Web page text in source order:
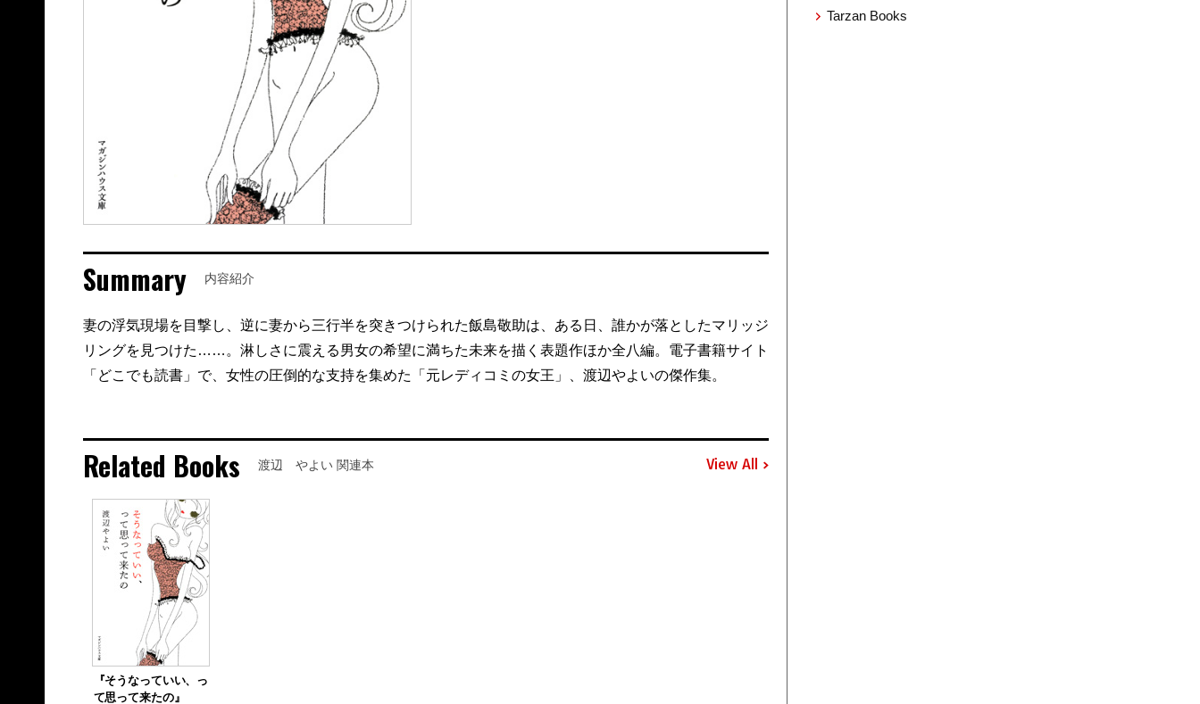
Summary 内容紹介
妻の浮気現場を目撃し、逆に妻から三行半を突きつけられた飯島敬助は、ある日、誰かが落としたマリッジ
リングを見つけた……。淋しさに震える男女の希望に満ちた未来を描く表題作ほか全八編。電子書籍サイト
「どこでも読書」で、女性の圧倒的な支持を集めた「元レディコミの女王」、渡辺やよいの傑作集。
Related Books 渡辺 やよい 関連本 View All
『そうなっていい、っ
て思って来たの』
Tarzan Books